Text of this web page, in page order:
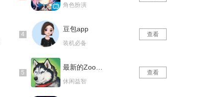
角色扮演
豆包app
装机必备
查看
休闲益智
查看